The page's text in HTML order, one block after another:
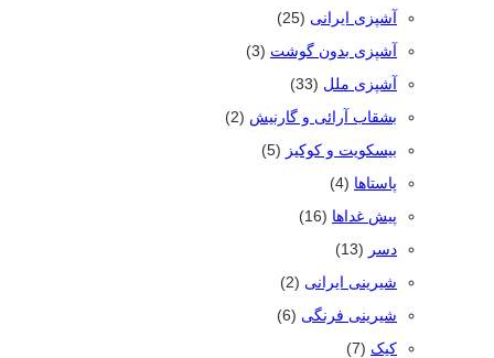
آشپزی ایرانی (25)
آشپزی بدون گوشت (3)
آشپزی ملل (33)
بشقاب آرائی و گارنیش (2)
بیسکویت و کوکیز (5)
پاستاها (4)
پیش غداها (16)
دسر (13)
شیرینی ایرانی (2)
شیرینی فرنگی (6)
کیک (7)